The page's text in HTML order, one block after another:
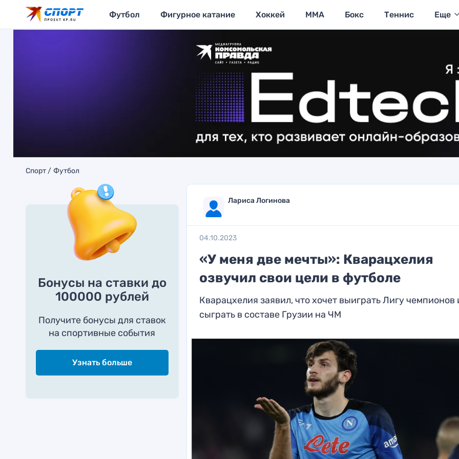
Футбол Фигурное катание Хоккей MMA Бокс Теннис Еще
Спорт Футбол
Бонусы на ставки до
100000 рублей
Получите бонусы для ставок
на спортивные события
Узнать больше
Лариса Логинова
04.10.2023
«У меня две мечты»: Кварацхелия
озвучил свои цели в футболе
Кварацхелия заявил, что хочет выиграть Лигу чемпионов
сыграть в составе Грузии на ЧМ